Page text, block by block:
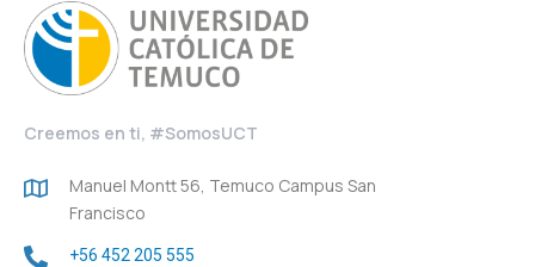
Creemos en ti, #SomosUCT
Manuel Montt 56, Temuco Campus San
Francisco
+56 452 205 555